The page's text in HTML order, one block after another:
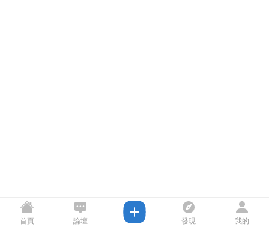
首頁 論壇 發現 我的